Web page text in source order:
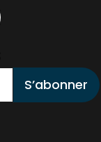
S’abonner